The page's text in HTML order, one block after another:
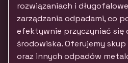
rozwiązaniach i
zarządzania odpadami, co
efektywnie przyczyniać się
środowiska. Oferujemy
oraz innych odpadów